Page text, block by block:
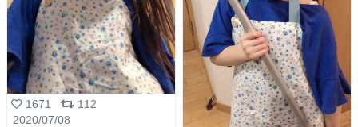
1671
112
2020/07/08